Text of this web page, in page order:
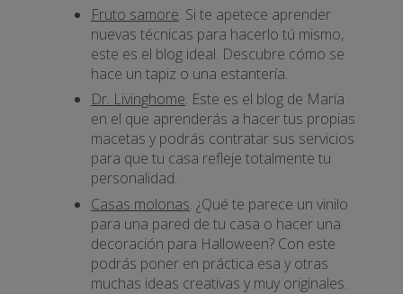
Fruto samore. Si te apetece aprender
nuevas técnicas para hacerlo tú mismo,
este es el blog ideal. Descubre cómo se
hace un tapiz o una estantería.
Dr. Livinghome. Este es el blog de María
en el que aprenderás a hacer tus propias
macetas y podrás contratar sus servicios
para que tu casa refleje totalmente tu
personalidad.
Casas molonas. ¿Qué te parece un vinilo
para una pared de tu casa o hacer una
decoración para Halloween? Con este
podrás poner en práctica esa y otras
muchas ideas creativas y muy originales.